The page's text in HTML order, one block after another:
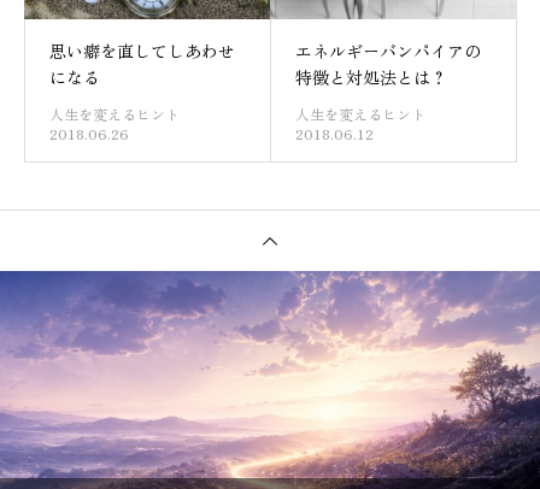
思い癖を直してしあわせ
になる
人生を変えるヒント
2018.06.26
エネルギーバンパイアの
特徴と対処法とは？
人生を変えるヒント
2018.06.12